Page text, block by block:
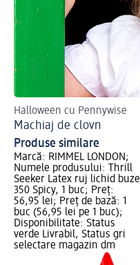
Halloween cu Pennywise
Machiaj de clovn
Produse similare
Marcă: RIMMEL LONDON;
Numele produsului: Thrill
Seeker Latex ruj lichid buze
350 Spicy, 1 buc; Preț:
56,95 lei; Preț de bază: 1
buc (56,95 lei pe 1 buc);
Disponibilitate: Status
verde Livrabil, Status gri
selectare magazin dm